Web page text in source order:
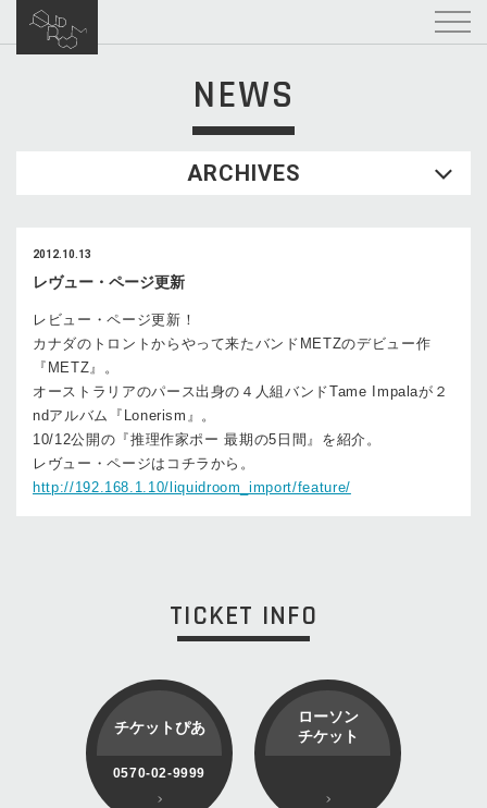
NEWS
ARCHIVES
2012.10.13
レヴュー・ページ更新
レビュー・ページ更新！
カナダのトロントからやって来たバンドMETZのデビュー作
『METZ』。
オーストラリアのパース出身の４人組バンドTame Impalaが２
ndアルバム『Lonerism』。
10/12公開の『推理作家ポー 最期の5日間』を紹介。
レヴュー・ページはコチラから。
http://192.168.1.10/liquidroom_import/feature/
TICKET INFO
チケットぴあ
0570-02-9999
ローソン
チケット